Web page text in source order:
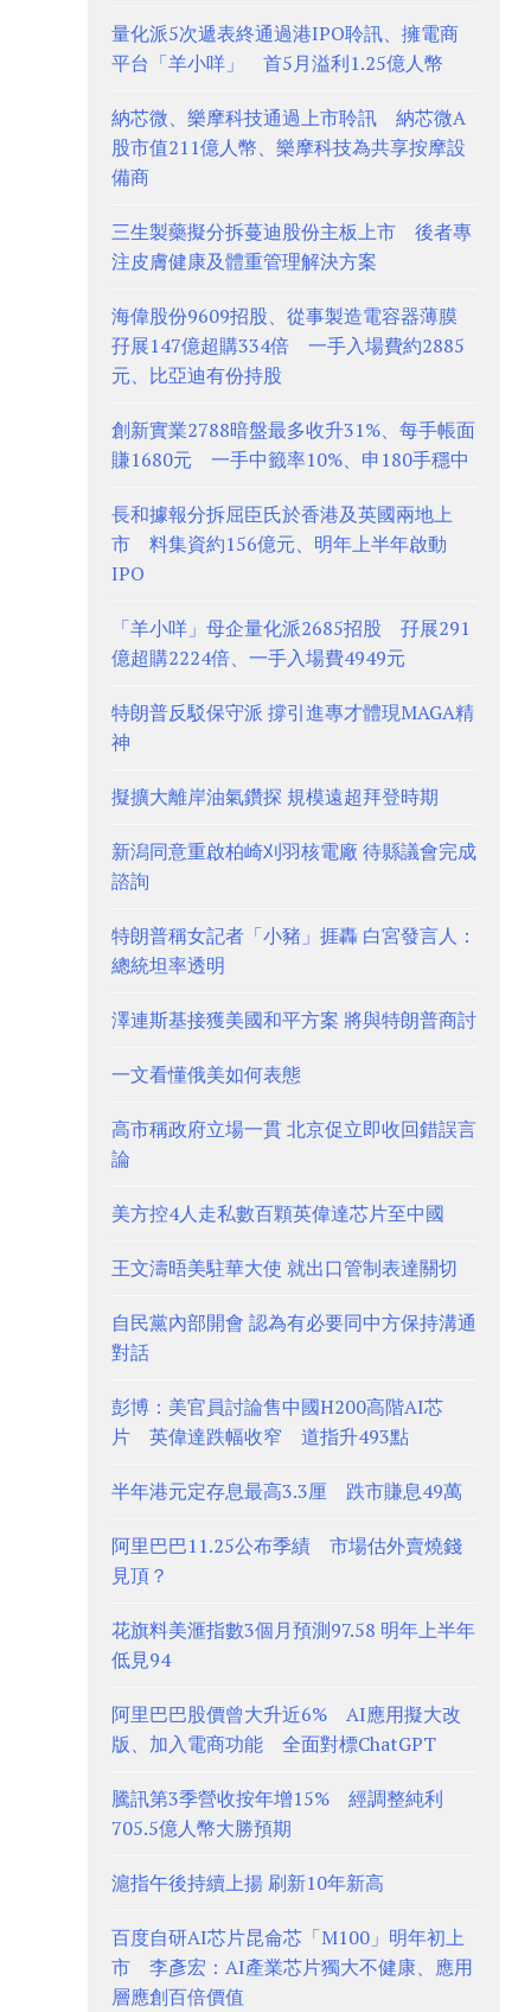
量化派5次遞表終通過港IPO聆訊、擁電商
平台「羊小咩」 首5月溢利1.25億人幣
納芯微、樂摩科技通過上市聆訊 納芯微A
股市值211億人幣、樂摩科技為共享按摩設
備商
三生製藥擬分拆蔓迪股份主板上市 後者專
注皮膚健康及體重管理解決方案
海偉股份9609招股、從事製造電容器薄膜
孖展147億超購334倍 一手入場費約2885
元、比亞迪有份持股
創新實業2788暗盤最多收升31%、每手帳面
賺1680元 一手中籤率10%、申180手穩中
長和據報分拆屈臣氏於香港及英國兩地上
市 料集資約156億元、明年上半年啟動
IPO
「羊小咩」母企量化派2685招股 孖展291
億超購2224倍、一手入場費4949元
特朗普反駁保守派 撐引進專才體現MAGA精
神
擬擴大離岸油氣鑽探 規模遠超拜登時期
新潟同意重啟柏崎刈羽核電廠 待縣議會完成
諮詢
特朗普稱女記者「小豬」捱轟 白宮發言人：
總統坦率透明
澤連斯基接獲美國和平方案 將與特朗普商討
一文看懂俄美如何表態
高市稱政府立場一貫 北京促立即收回錯誤言
論
美方控4人走私數百顆英偉達芯片至中國
王文濤晤美駐華大使 就出口管制表達關切
自民黨內部開會 認為有必要同中方保持溝通
對話
彭博：美官員討論售中國H200高階AI芯
片 英偉達跌幅收窄 道指升493點
半年港元定存息最高3.3厘 跌市賺息49萬
阿里巴巴11.25公布季績 市場估外賣燒錢
見頂？
花旗料美滙指數3個月預測97.58 明年上半年
低見94
阿里巴巴股價曾大升近6% AI應用擬大改
版、加入電商功能 全面對標ChatGPT
騰訊第3季營收按年增15% 經調整純利
705.5億人幣大勝預期
滬指午後持續上揚 刷新10年新高
百度自研AI芯片昆侖芯「M100」明年初上
市 李彥宏：AI產業芯片獨大不健康、應用
層應創百倍價值